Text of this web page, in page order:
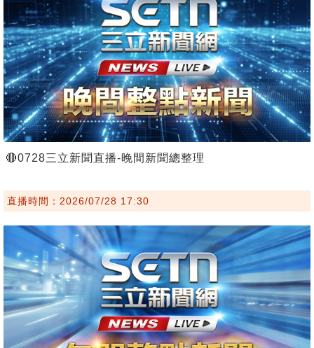
🔴0728三立新聞直播-晚間新聞總整理
直播時間：2026/07/28 17:30